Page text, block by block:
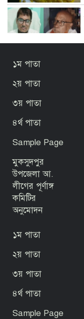
১ম পাতা
২য় পাতা
৩য় পাতা
৪র্থ পাতা
Sample Page
মুকসুদপুর
উপজেলা আ.
লীগের পূর্ণাঙ্গ
কমিটির
অনুমোদন
১ম পাতা
২য় পাতা
৩য় পাতা
৪র্থ পাতা
Sample Page